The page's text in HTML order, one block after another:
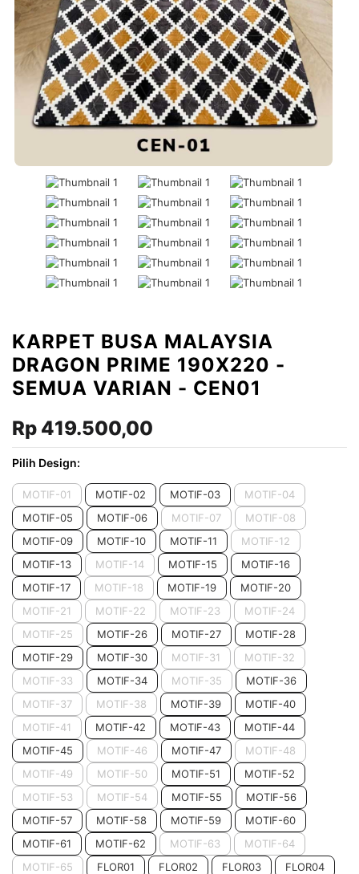
KARPET BUSA MALAYSIA
DRAGON PRIME 190X220 -
SEMUA VARIAN - CEN01
Rp 419.500,00
Pilih Design:
MOTIF-01 MOTIF-02 MOTIF-03
MOTIF-04
MOTIF-05
MOTIF-06 MOTIF-07
MOTIF-08
MOTIF-09
MOTIF-10 MOTIF-11
MOTIF-12
MOTIF-13
MOTIF-14 MOTIF-15
MOTIF-16
MOTIF-17
MOTIF-18 MOTIF-19
MOTIF-20
MOTIF-21
MOTIF-22 MOTIF-23
MOTIF-24
MOTIF-25
MOTIF-26 MOTIF-27
MOTIF-28
MOTIF-29
MOTIF-30 MOTIF-31
MOTIF-32
MOTIF-33
MOTIF-34 MOTIF-35
MOTIF-36
MOTIF-37
MOTIF-38 MOTIF-39
MOTIF-40
MOTIF-41
MOTIF-42 MOTIF-43
MOTIF-44
MOTIF-45
MOTIF-46 MOTIF-47
MOTIF-48
MOTIF-49
MOTIF-50 MOTIF-51
MOTIF-52
MOTIF-53
MOTIF-54 MOTIF-55
MOTIF-56
MOTIF-57
MOTIF-58 MOTIF-59
MOTIF-60
MOTIF-61
MOTIF-62 MOTIF-63
MOTIF-64
MOTIF-65
FLOR01 FLOR02 FLOR03
FLOR04